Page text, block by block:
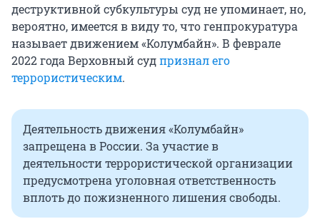
деструктивной субкультуры суд не упоминает, но,
вероятно, имеется в виду то, что генпрокуратура
называет движением «Колумбайн». В феврале
2022 года Верховный судпризнал его
террористическим.
Деятельность движения «Колумбайн»
запрещена в России. За участие в
деятельности террористической организации
предусмотрена уголовная ответственность
вплоть до пожизненного лишения свободы.